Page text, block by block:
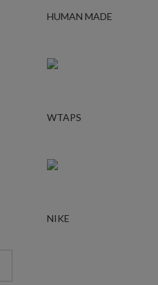
HUMAN MADE
WTAPS
NIKE